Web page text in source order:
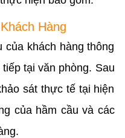
Hàng
của khách hàng thông
tại văn phòng. Sau
sát thực tế tại hiện
của hầm cầu và các